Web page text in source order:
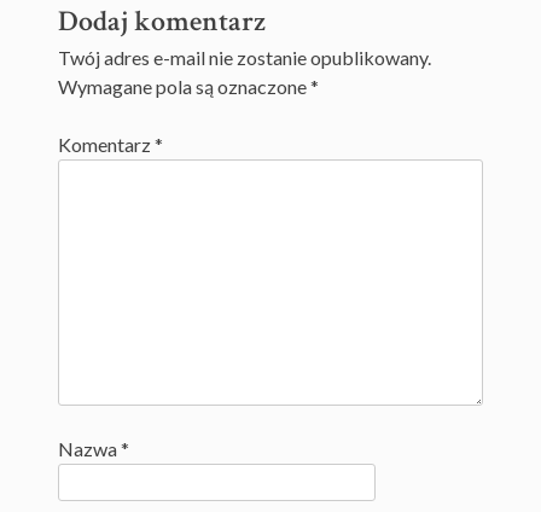
Dodaj komentarz
Twój adres e-mail nie zostanie opublikowany.
Wymagane pola są oznaczone*
Komentarz*
Nazwa*